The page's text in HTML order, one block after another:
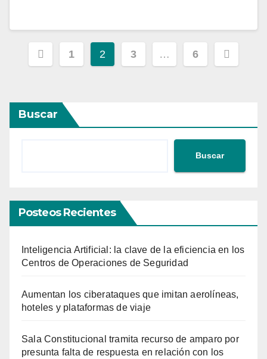
Paginación
entradas
1 2 3 … 6
Buscar
Buscar
Posteos Recientes
Inteligencia Artificial: la clave de la eficiencia en los
Centros de Operaciones de Seguridad
Aumentan los ciberataques que imitan aerolíneas,
hoteles y plataformas de viaje
Sala Constitucional tramita recurso de amparo por
presunta falta de respuesta en relación con los